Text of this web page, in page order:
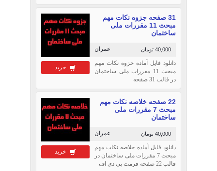
خرید
31 صفحه جزوه نکات مهم
مبحث 11 مقررات ملی
ساختمان
عمران 40,000 تومان
دانلود فایل آماده جزوه نکات مهم
مبحث 11 مقررات ملی ساختمان
در قالب 31 صفحه
خرید
22 صفحه خلاصه نکات مهم
مبحث 7 مقررات ملی
ساختمان
عمران 40,000 تومان
دانلود فایل آماده خلاصه نکات مهم
مبحث 7 مقررات ملی ساختمان در
قالب 22 صفحه فرمت پی دی اف